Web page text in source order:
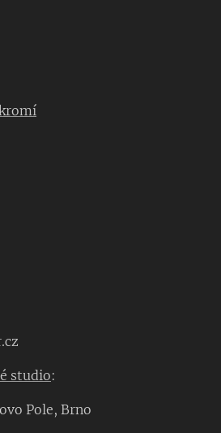
studio:
Pole, Brno